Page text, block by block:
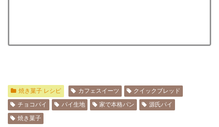
焼き菓子 レシピ カフェスイーツ
クイックブレッド
チョコパイ
パイ生地 家で本格パン
源氏パイ
焼き菓子